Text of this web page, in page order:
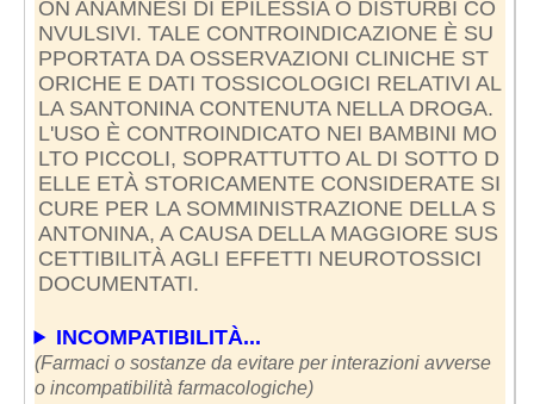
ON ANAMNESI DI EPILESSIA O DISTURBI CO
NVULSIVI. TALE CONTROINDICAZIONE È SU
PPORTATA DA OSSERVAZIONI CLINICHE ST
ORICHE E DATI TOSSICOLOGICI RELATIVI AL
LA SANTONINA CONTENUTA NELLA DROGA.
L'USO È CONTROINDICATO NEI BAMBINI MO
LTO PICCOLI, SOPRATTUTTO AL DI SOTTO D
ELLE ETÀ STORICAMENTE CONSIDERATE SI
CURE PER LA SOMMINISTRAZIONE DELLA S
ANTONINA, A CAUSA DELLA MAGGIORE SUS
CETTIBILITÀ AGLI EFFETTI NEUROTOSSICI
DOCUMENTATI.
INCOMPATIBILITÀ...
(Farmaci o sostanze da evitare per interazioni avverse
o incompatibilità farmacologiche)